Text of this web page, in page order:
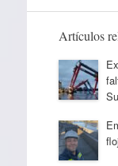
Artículos